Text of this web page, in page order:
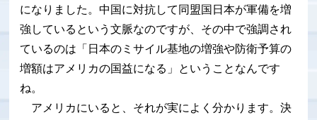
になりました。中国に対抗して同盟国日本が軍備を増
強しているという文脈なのですが、その中で強調され
ているのは「日本のミサイル基地の増強や防衛予算の
増額はアメリカの国益になる」ということなんです
ね。
アメリカにいると、それが実によく分かります。決